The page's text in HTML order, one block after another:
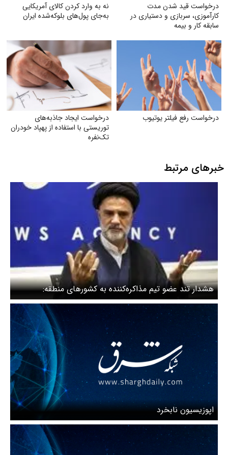
درخواست قید شدن مدت
کارآموزی، سربازی و دستیاری در
سابقه کار و بیمه
نه به وارد کردن کالای آمریکایی
به‌جای پول‌های بلوکه‌شده ایران
درخواست رفع فیلتر یوتیوب
درخواست ایجاد جاذبه‌های
توریستی با استفاده از پهپاد خودران
تک‌نفره
خبرهای مرتبط
هشدار تند عضو تیم مذاکره‌کننده به کشورهای منطقه:
زیرساخت‌های ایران از خاک شما مورد حمله قرار گیرند کل
منطقه در تاریکی مطلق فرو خواهد رفت
اپوزیسیون نابخرد